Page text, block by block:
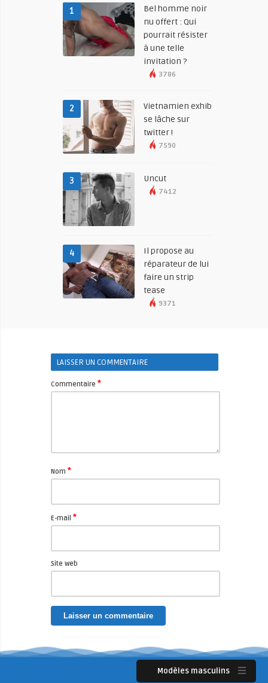
1
Bel homme noir
nu offert : Qui
pourrait résister
à une telle
invitation ?
3786
2
Vietnamien exhib
se lâche sur
twitter !
7590
3 Uncut
7412
4
Il propose au
réparateur de lui
faire un strip
tease
9371
LAISSER UN COMMENTAIRE
Commentaire *
Nom *
E-mail *
Site web
Modèles masculins